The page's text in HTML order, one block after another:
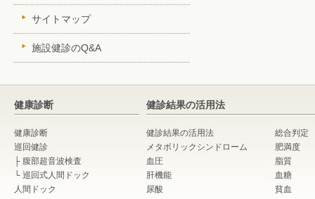
サイトマップ
施設健診のQ&A
健康診断
健康診断
巡回健診
├ 腹部超音波検査
└ 巡回式人間ドック
人間ドック
健診結果の活用法
健診結果の活用法
総合判定
メタボリックシンドローム
肥満度
血圧
脂質
肝機能
血糖
尿酸
貧血